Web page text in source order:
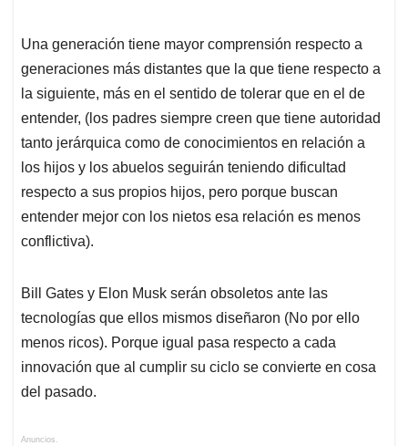
Una generación tiene mayor comprensión respecto a
generaciones más distantes que la que tiene respecto a
la siguiente, más en el sentido de tolerar que en el de
entender, (los padres siempre creen que tiene autoridad
tanto jerárquica como de conocimientos en relación a
los hijos y los abuelos seguirán teniendo dificultad
respecto a sus propios hijos, pero porque buscan
entender mejor con los nietos esa relación es menos
conflictiva).
Bill Gates y Elon Musk serán obsoletos ante las
tecnologías que ellos mismos diseñaron (No por ello
menos ricos). Porque igual pasa respecto a cada
innovación que al cumplir su ciclo se convierte en cosa
del pasado.
Anuncios.